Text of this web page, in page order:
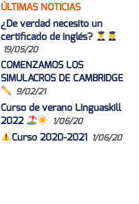
ÚLTIMAS NOTICIAS
¿De verdad necesito un
certificado de inglés?
19/05/20
COMENZAMOS LOS
SIMULACROS DE CAMBRIDGE
9/02/21
Curso de verano Linguaskill
2022
1/06/20
Curso 2020-2021 1/06/20